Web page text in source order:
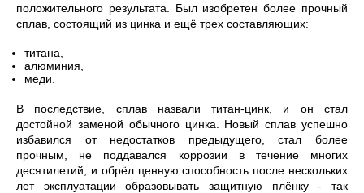
положительного результата. Был изобретен более прочный
сплав, состоящий из цинка и ещё трех составляющих:
титана,
алюминия,
меди.
В последствие, сплав назвали титан-цинк, и он стал
достойной заменой обычного цинка. Новый сплав успешно
избавился от недостатков предыдущего, стал более
прочным, не поддавался коррозии в течение многих
десятилетий, и обрёл ценную способность после нескольких
лет эксплуатации образовывать защитную плёнку - так